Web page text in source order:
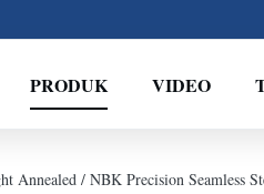
PRODUK VIDEO
Annealed / NBK Precision Seamless